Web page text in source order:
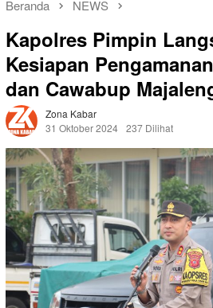
Beranda NEWS
Kapolres Pimpin
Kesiapan
dan Cawabup
Zona Kabar
31 Oktober 2024 237 Dilihat